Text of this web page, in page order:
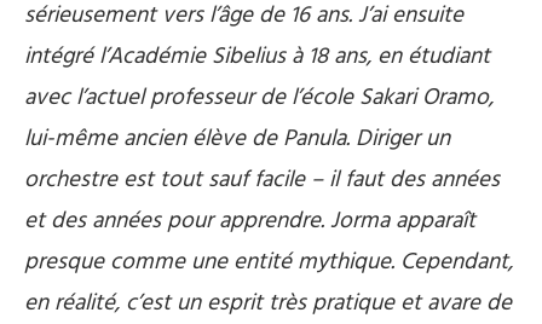
sérieusement vers l’âge de 16 ans. J’ai ensuite
intégré l’Académie Sibelius à 18 ans, en étudiant
avec l’actuel professeur de l’école Sakari Oramo,
lui-même ancien élève de Panula. Diriger un
orchestre est tout sauf facile – il faut des années
et des années pour apprendre. Jorma apparaît
presque comme une entité mythique. Cependant,
en réalité, c’est un esprit très pratique et avare de